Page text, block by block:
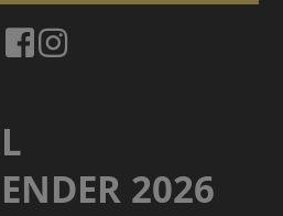
2026